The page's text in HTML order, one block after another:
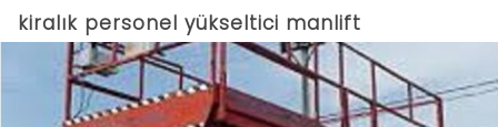
kiralık personel yükseltici manlift